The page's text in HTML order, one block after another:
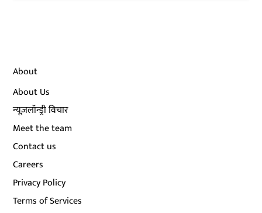
About
About Us
न्यूज़लॉन्ड्री विचार
Meet the team
Contact us
Careers
Privacy Policy
Terms of Services